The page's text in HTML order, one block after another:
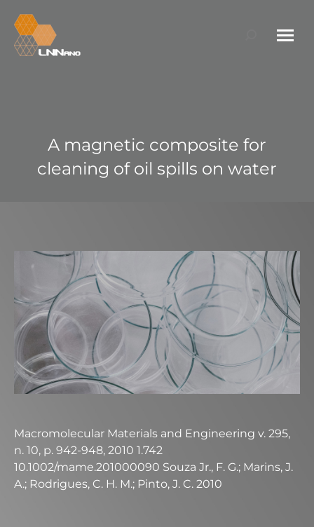
Search:
A magnetic composite for
cleaning of oil spills on water
Macromolecular Materials and Engineering v. 295,
n. 10, p. 942-948, 2010 1.742
10.1002/mame.201000090 Souza Jr., F. G.; Marins, J.
A.; Rodrigues, C. H. M.; Pinto, J. C. 2010